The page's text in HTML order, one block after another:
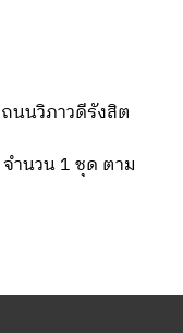
นนวิภาวดีรังสิต
ำนวน 1 ชุด ตาม